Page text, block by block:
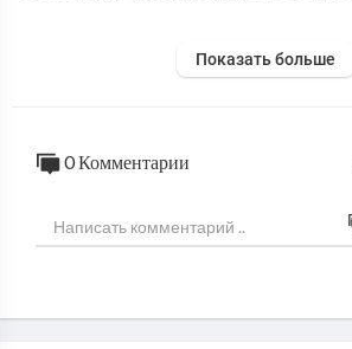
https://www.paypal.me/AEPlag
https://facebook.com/aeplugtut
Уроки на русском языке:
Shake Effect - GenArts Sapphire Effects
Показать больше
0 Комментарии